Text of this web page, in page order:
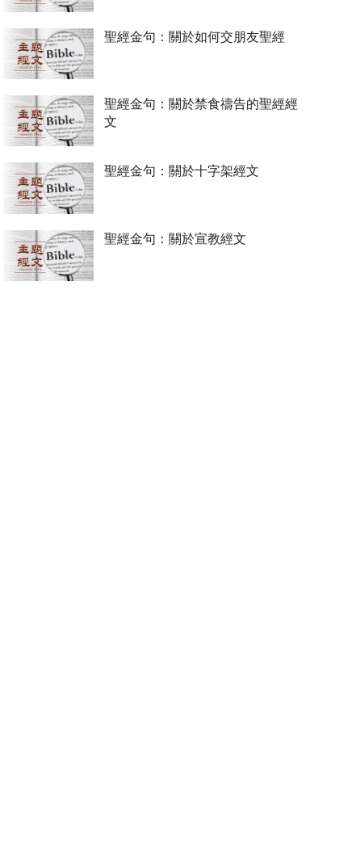
聖經金句：關於如何交朋友聖經
聖經金句：關於禁食禱告的聖經經
文
聖經金句：關於十字架經文
聖經金句：關於宣教經文